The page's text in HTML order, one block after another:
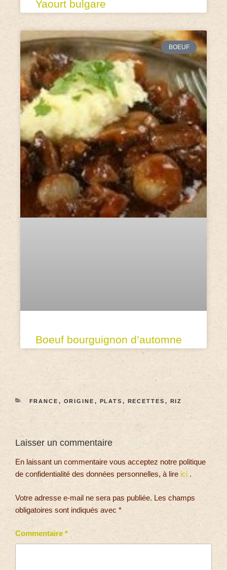
Yaourt bulgare
BOEUF
Boeuf bourguignon d’automne
FRANCE , ORIGINE , PLATS , RECETTES , RIZ
Laisser un commentaire
En laissant un commentaire vous acceptez notre politique
de confidentialité des données personnelles, à lire ici .
Votre adresse e-mail ne sera pas publiée. Les champs
obligatoires sont indiqués avec *
Commentaire *